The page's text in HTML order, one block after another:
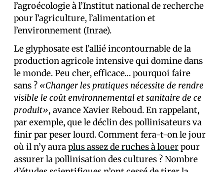
l’agroécologie à l’Institut national de recherche
pour l’agriculture, l’alimentation et
l’environnement (Inrae).
Le glyphosate est l’allié incontournable de la
production agricole intensive qui domine dans
le monde. Peu cher, efficace… pourquoi faire
sans ? «Changer les pratiques nécessite de rendre
visible le coût environnemental et sanitaire de ce
produit», avance Xavier Reboud. En rappelant,
par exemple, que le déclin des pollinisateurs va
finir par peser lourd. Comment fera-t-on le jour
où il n’y auraplus assez de ruches à louerpour
assurer la pollinisation des cultures ? Nombre